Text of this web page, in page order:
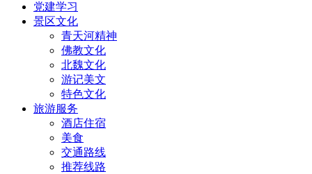
党建学习
景区文化
青天河精神
佛教文化
北魏文化
游记美文
特色文化
旅游服务
酒店住宿
美食
交通路线
推荐线路